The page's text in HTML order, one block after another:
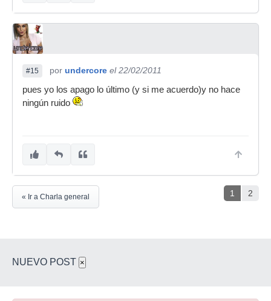
#15 por undercore el 22/02/2011
pues yo los apago lo último (y si me acuerdo)y no hace
ningún ruido
1 2
« Ir a Charla general
NUEVO POST ×